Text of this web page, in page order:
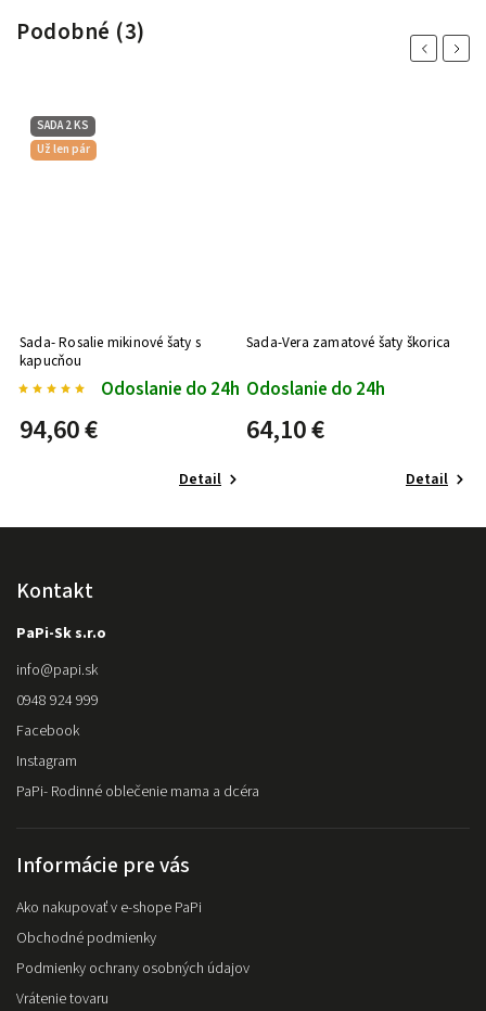
Podobné (3)
Previous
SADA 2 KS
Už len pár
Sada- Rosalie mikinové šaty s
kapucňou
Odoslanie do 24h
94,60 €
Detail
Sada-Vera zamatové šaty škorica
Odoslanie do 24h
64,10 €
Detail
Next
Kontakt
PaPi-Sk s.r.o
info@papi.sk
0948 924 999
Facebook
Instagram
PaPi- Rodinné oblečenie mama a dcéra
Informácie pre vás
Ako nakupovať v e-shope PaPi
Obchodné podmienky
Podmienky ochrany osobných údajov
Vrátenie tovaru